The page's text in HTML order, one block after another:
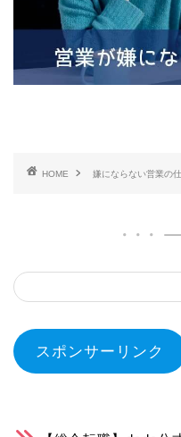
HOME 嫌にならない営業の
スポンサーリンク